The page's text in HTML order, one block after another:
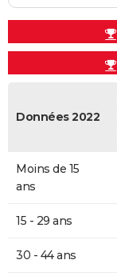
Données 2022
Moins de 15
ans
15 - 29 ans
30 - 44 ans